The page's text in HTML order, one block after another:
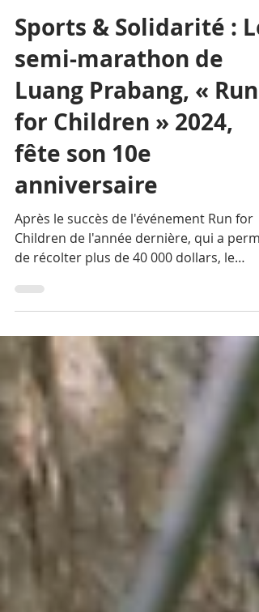
Partenaire Presse
29 août 2024
2 min de lecture
Sports & Solidarité : Le
semi-marathon de
Luang Prabang, « Run
for Children » 2024,
fête son 10e
anniversaire
Children de l'année dernière, qui a
de récolter plus de 40 000 dollars, le
Luang Prabang...